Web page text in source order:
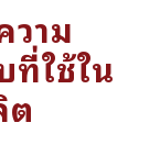
าม
ใช้ใน
ต